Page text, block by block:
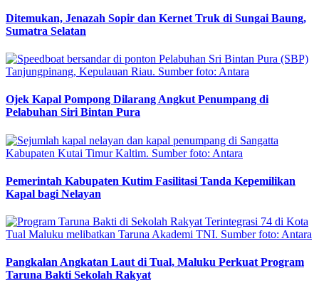
Ditemukan, Jenazah Sopir dan Kernet Truk di Sungai Baung,
Sumatra Selatan
Ojek Kapal Pompong Dilarang Angkut Penumpang di
Pelabuhan Siri Bintan Pura
Pemerintah Kabupaten Kutim Fasilitasi Tanda Kepemilikan
Kapal bagi Nelayan
Pangkalan Angkatan Laut di Tual, Maluku Perkuat Program
Taruna Bakti Sekolah Rakyat